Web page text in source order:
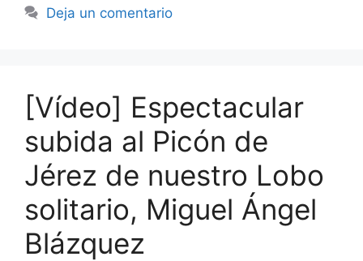
Deja un comentario
[Vídeo] Espectacular
subida al Picón de
Jérez de nuestro Lobo
solitario, Miguel Ángel
Blázquez